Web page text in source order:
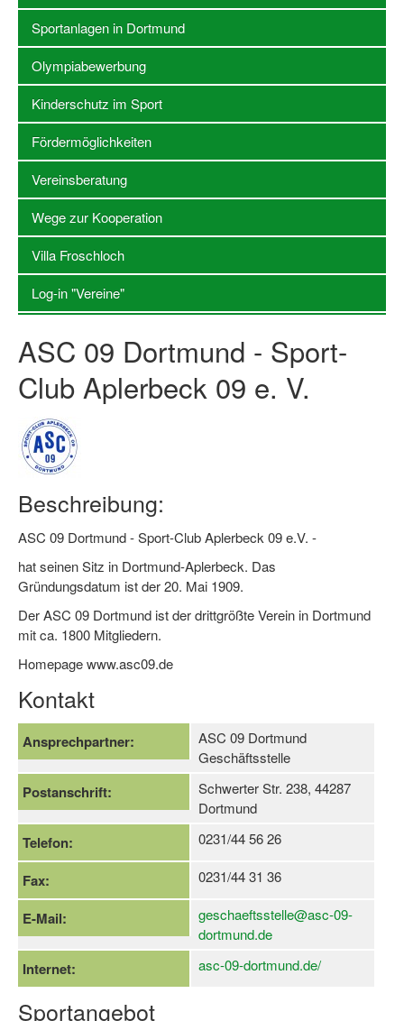
Vereine
Übungsleiterbörse
Sportanlagen in Dortmund
Olympiabewerbung
Kinderschutz im Sport
Fördermöglichkeiten
Vereinsberatung
Wege zur Kooperation
Villa Froschloch
Log-in "Vereine"
Qualifizierung
SSB Qualifizierungen
Qualifizierung im Vereinsmanagement
Fachtag Bildung braucht Bewegung
Erste-Hilfe-Ausbildung
Anmeldeformular / Anmeldebedingungen
Bezuschussung Qualifizierung für Dortmunder
Projekte
Open Sports Day
Dortmund lernt Schwimmen
Mädchen in Mannschaftssportarten
Bewegungszwerge
Bewegungskindergarten
Mini-Sportabzeichen
Sportgutschein 4.0
SportartCheck
Sportanlagen in Dortmund
Olympiabewerbung
Kinderschutz im Sport
Fördermöglichkeiten
Vereinsberatung
Wege zur Kooperation
Villa Froschloch
Log-in "Vereine"
ASC 09 Dortmund - Sport-
Club Aplerbeck 09 e. V.
Beschreibung:
ASC 09 Dortmund - Sport-Club Aplerbeck 09 e.V. -
hat seinen Sitz in Dortmund-Aplerbeck. Das
Gründungsdatum ist der 20. Mai 1909.
Der ASC 09 Dortmund ist der drittgrößte Verein in Dortmund
mit ca. 1800 Mitgliedern.
Homepage www.asc09.de
Kontakt
Ansprechpartner:
ASC 09 Dortmund
Geschäftsstelle
Postanschrift:
Schwerter Str. 238, 44287
Dortmund
Telefon: 0231/44 56 26
Fax: 0231/44 31 36
E-Mail:
geschaeftsstelle@asc-09-
dortmund.de
Internet: asc-09-dortmund.de/
Sportangebot